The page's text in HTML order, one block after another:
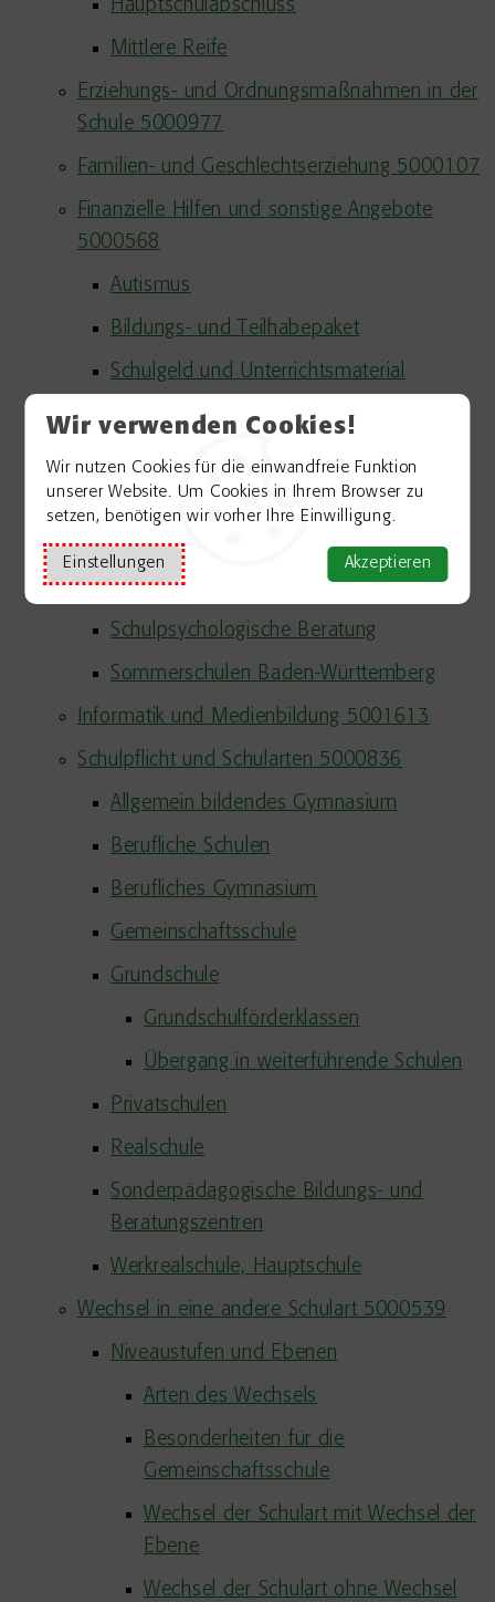
Wir verwenden Cookies!
Wir nutzen Cookies für die einwandfreie Funktion
unserer Website. Um Cookies in Ihrem Browser zu
setzen, benötigen wir vorher Ihre Einwilligung.
Einstellungen Akzeptieren
Hauptschulabschluss
Mittlere Reife
Erziehungs- und Ordnungsmaßnahmen in der
Schule 5000977
Familien- und Geschlechtserziehung 5000107
Finanzielle Hilfen und sonstige Angebote
5000568
Autismus
Bildungs- und Teilhabepaket
Schulgeld und Unterrichtsmaterial
Schulkinderbetreuung
Flexible Nachmittagsbetreuung
Ganztagsschule
Horte
Verlässliche Grundschule
Schulpsychologische Beratung
Sommerschulen Baden-Württemberg
Informatik und Medienbildung 5001613
Schulpflicht und Schularten 5000836
Allgemein bildendes Gymnasium
Berufliche Schulen
Berufliches Gymnasium
Gemeinschaftsschule
Grundschule
Grundschulförderklassen
Übergang in weiterführende Schulen
Privatschulen
Realschule
Sonderpädagogische Bildungs- und
Beratungszentren
Werkrealschule, Hauptschule
Wechsel in eine andere Schulart 5000539
Niveaustufen und Ebenen
Arten des Wechsels
Besonderheiten für die
Gemeinschaftsschule
Wechsel der Schulart mit Wechsel der
Ebene
Wechsel der Schulart ohne Wechsel